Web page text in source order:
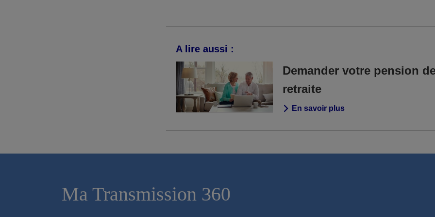
A lire aussi :
Demander votre pension
retraite
En savoir plus
Ma Transmission 360